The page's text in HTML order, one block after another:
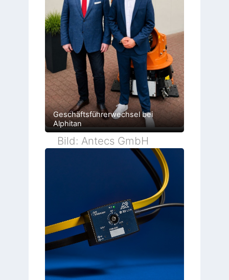
Geschäftsführerwechsel bei
Alphitan
Bild: Antecs GmbH